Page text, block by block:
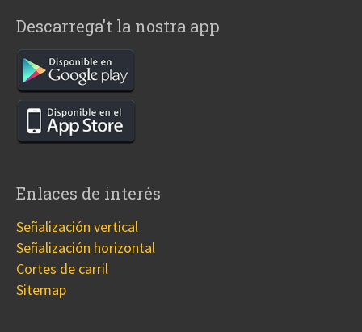
Descarrega’t la nostra app
Enlaces de interés
Señalización vertical
Señalización horizontal
Cortes de carril
Sitemap